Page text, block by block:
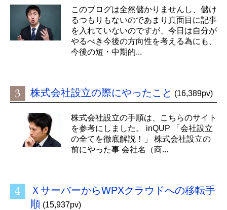
このブログは全然儲かりませんし、儲け
るつもりもないのであまり真面目に記事
を入れていないのですが、今日は自分が
やるべき今後の方向性を考える為にも、
今後の短・中期的...
株式会社設立の際にやったこと (16,389pv)
株式会社設立の手順は、こちらのサイト
を参考にしました。 inQUP 「会社設立
の全てを徹底解説！」 株式会社設立の
前にやった事 会社名（商...
ＸサーバーからWPXクラウドへの移転手
順 (15,937pv)